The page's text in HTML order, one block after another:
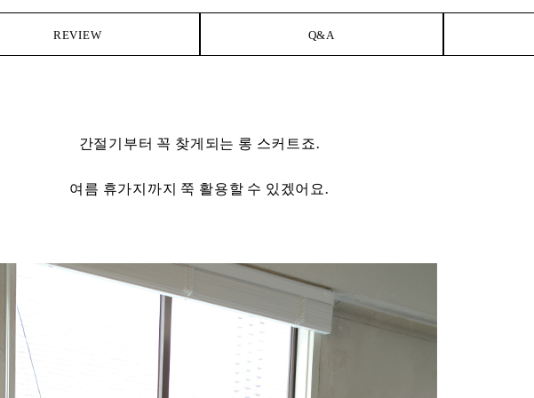
REVIEW Q&A
간절기부터 꼭 찾게되는 롱 스커트죠.
여름 휴가지까지 쭉 활용할 수 있겠어요.